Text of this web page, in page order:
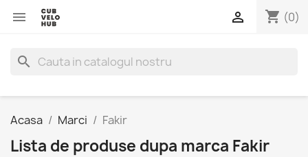
 shopping_cart (0)

search
Acasa Marci Fakir
Lista de produse dupa marca Fakir